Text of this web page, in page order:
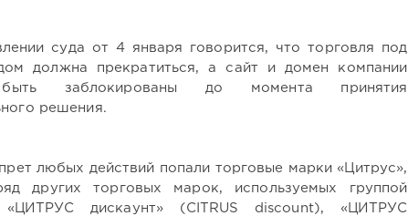
суда от 4 января говорится, что торговля под
должна прекратиться, а сайт и домен компании
заблокированы до момента принятия
решения.
любых действий попали торговые марки «Цитрус»,
других торговых марок, используемых группой
«ЦИТРУС дискаунт» (CITRUS discount), «ЦИТРУС